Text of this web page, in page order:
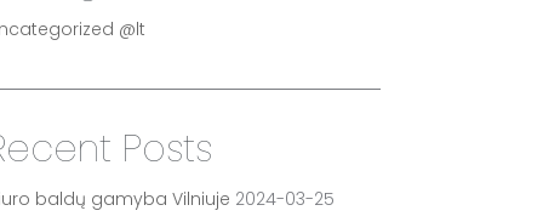
@lt
Posts
baldų gamyba Vilniuje 2024-03-25